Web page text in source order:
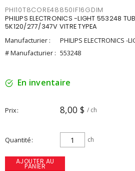
PHI10T8CORE48850IF16GDIM
PHILIPS ELECTRONICS -LIGHT 553248
5K120/277/347V VITRE TYPEA
Manufacturier :
PHILIPS ELECTRONICS -
# Manufacturier : 553248
En inventaire
Prix 8,00 $ / ch
Quantité ch
AJOUTER AU
PANIER